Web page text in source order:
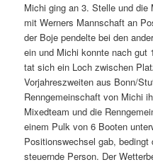
Michi ging an 3. Stelle und
mit Werners Mannschaft an
der Boje pendelte bei den
ein und Michi konnte nach gut
tat sich ein Loch zwischen
Vorjahreszweiten aus Bonn/
Renngemeinschaft von Michi
Mixedteam und die
einem Pulk von 6 Booten
Positionswechsel gab, bedingt
steuernde Person. Der